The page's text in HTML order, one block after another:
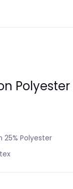
Polyester
25% Polyester